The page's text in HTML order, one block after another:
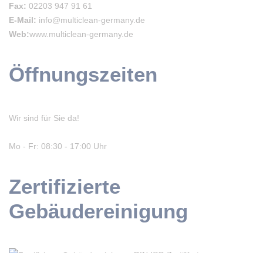
Fax: 02203 947 91 61
E-Mail: info@multiclean-germany.de
Web:www.multiclean-germany.de
Öffnungszeiten
Wir sind für Sie da!
Mo - Fr: 08:30 - 17:00 Uhr
Zertifizierte
Gebäudereinigung